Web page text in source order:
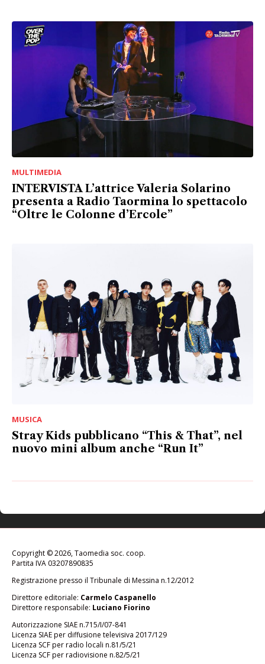
MULTIMEDIA
INTERVISTA L’attrice Valeria Solarino
presenta a Radio Taormina lo spettacolo
“Oltre le Colonne d’Ercole”
MUSICA
Stray Kids pubblicano “This & That”, nel
nuovo mini album anche “Run It”
Copyright © 2026, Taomedia soc. coop.
Partita IVA 03207890835
Registrazione presso il Tribunale di Messina n.12/2012
Direttore editoriale: Carmelo Caspanello
Direttore responsabile: Luciano Fiorino
Autorizzazione SIAE n.715/I/07-841
Licenza SIAE per diffusione televisiva 2017/129
Licenza SCF per radio locali n.81/5/21
Licenza SCF per radiovisione n.82/5/21